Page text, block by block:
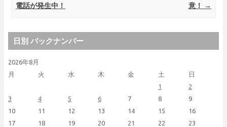
電話が発生中！
意！
→
日別 バックナンバー
2026年8月
月
火 水 木 金 土 日
1
2
3
4 5 6 7 8
9
10
11 12 13 14 15
16
17
18 19 20 21 22
23